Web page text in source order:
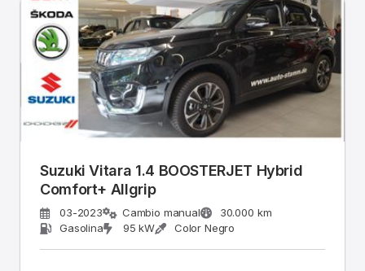
Suzuki Vitara 1.4 BOOSTERJET Hybrid
Comfort+ Allgrip
03-2023 Cambio manual
30.000 km
Gasolina
95 kW Color Negro